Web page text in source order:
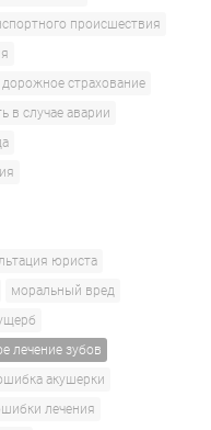
происшествия
дорожное страхование
в случае аварии
юриста
моральный вред
лечение зубов
акушерки
лечения